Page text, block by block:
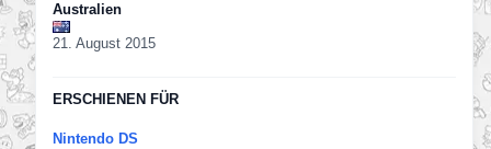
Australien
21. August 2015
ERSCHIENEN FÜR
Nintendo DS